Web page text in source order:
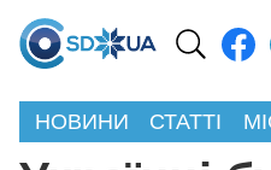
НОВИНИ СТАТТІ